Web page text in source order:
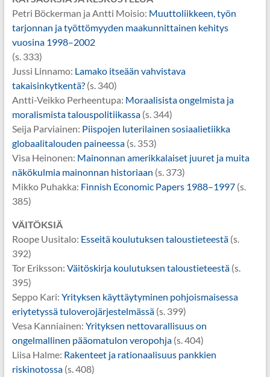
Petri Böckerman ja Antti Moisio: Muuttoliikkeen, työn
tarjonnan ja työttömyyden maakunnittainen kehitys
vuosina 1998–2002
(s. 333)
Jussi Linnamo: Lamako itseään vahvistava
takaisinkytkentä?(s. 340)
Antti-Veikko Perheentupa: Moraalisista ongelmista ja
moralismista talouspolitiikassa(s. 344)
Seija Parviainen: Piispojen luterilainen sosiaalietiikka
globaalitalouden paineessa(s. 353)
Visa Heinonen: Mainonnan amerikkalaiset juuret ja muita
näkökulmia mainonnan historiaan (s. 373)
Mikko Puhakka: Finnish Economic Papers 1988–1997(s.
385)
VÄITÖKSIÄ
Roope Uusitalo: Esseitä koulutuksen taloustieteestä(s.
392)
Tor Eriksson: Väitöskirja koulutuksen taloustieteestä(s.
395)
Seppo Kari: Yrityksen käyttäytyminen pohjoismaisessa
eriytetyssä tuloverojärjestelmässä(s. 399)
Vesa Kanniainen: Yrityksen nettovarallisuus on
ongelmallinen pääomatulon veropohja(s. 404)
Liisa Halme: Rakenteet ja rationaalisuus pankkien
riskinotossa(s. 408)